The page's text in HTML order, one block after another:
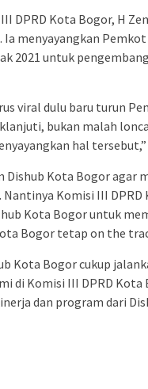
DPRD Kota Bogor, H
menyayangkan
2021 untuk
viral dulu baru turun
bukan malah
hal tersebut,”
Dishub Kota Bogor agar
Nantinya Komisi III
Kota Bogor untuk
Bogor tetap on the
Kota Bogor cukup
di Komisi III DPRD
dan program dari